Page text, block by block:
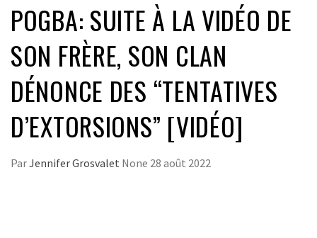
POGBA: SUITE À LA VIDÉO DE
SON FRÈRE, SON CLAN
DÉNONCE DES “TENTATIVES
D’EXTORSIONS” [VIDÉO]
ParJennifer Grosvalet None 28 août 2022